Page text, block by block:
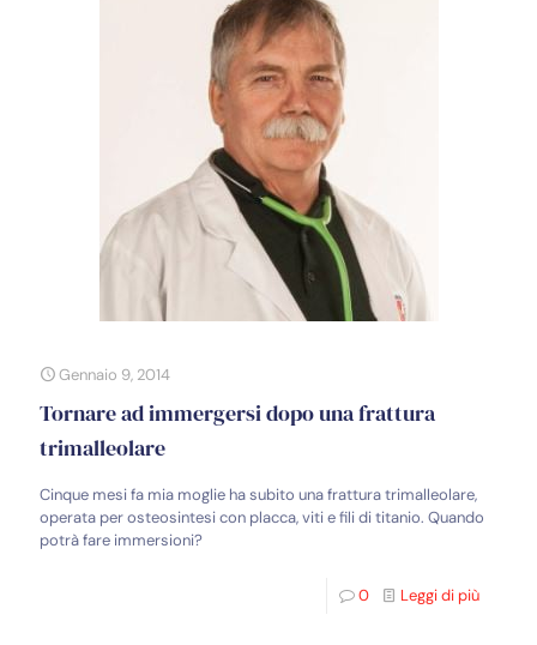
Gennaio 9, 2014
Tornare ad immergersi dopo una frattura
trimalleolare
Cinque mesi fa mia moglie ha subito una frattura trimalleolare,
operata per osteosintesi con placca, viti e fili di titanio. Quando
potrà fare immersioni?
0 Leggi di più